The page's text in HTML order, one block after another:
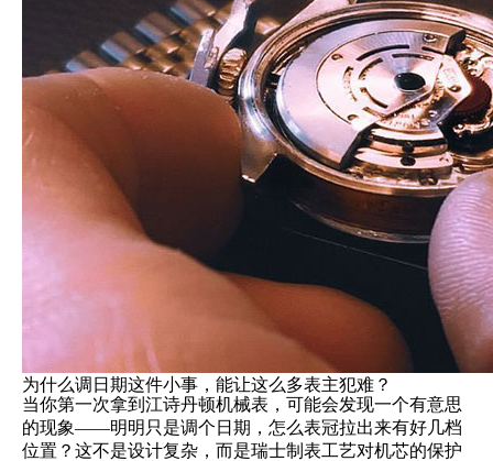
为什么调日期这件小事，能让这么多表主犯难？
当你第一次拿到江诗丹顿机械表，可能会发现一个有意思
的现象——明明只是调个日期，怎么表冠拉出来有好几档
位置？这不是设计复杂，而是瑞士制表工艺对机芯的保护